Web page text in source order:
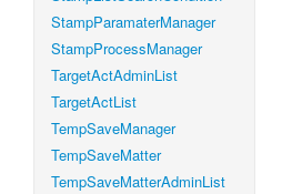
StampParamaterManager
StampProcessManager
TargetActAdminList
TargetActList
TempSaveManager
TempSaveMatter
TempSaveMatterAdminList